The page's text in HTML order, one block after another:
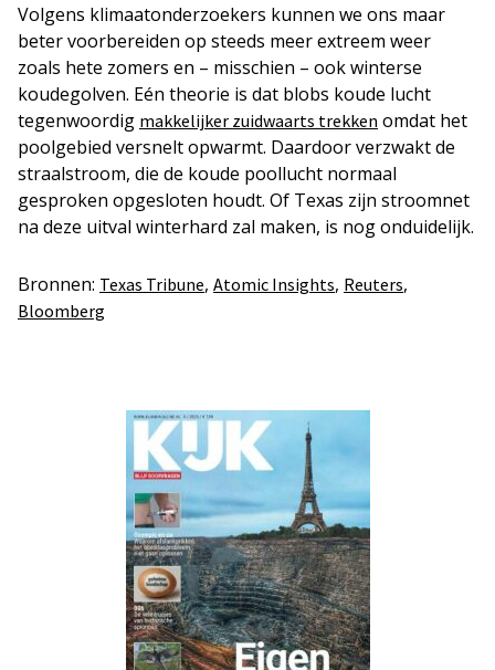
Volgens klimaatonderzoekers kunnen we ons maar
beter voorbereiden op steeds meer extreem weer
zoals hete zomers en – misschien – ook winterse
koudegolven. Eén theorie is dat blobs koude lucht
tegenwoordig makkelijker zuidwaarts trekken omdat het
poolgebied versnelt opwarmt. Daardoor verzwakt de
straalstroom, die de koude poollucht normaal
gesproken opgesloten houdt. Of Texas zijn stroomnet
na deze uitval winterhard zal maken, is nog onduidelijk.
Bronnen: Texas Tribune, Atomic Insights, Reuters,
Bloomberg